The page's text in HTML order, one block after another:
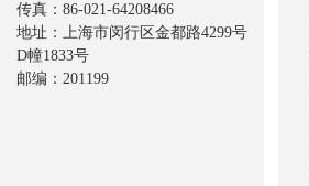
传真：86-021-64208466
地址：上海市闵行区金都路4299号
D幢1833号
邮编：201199